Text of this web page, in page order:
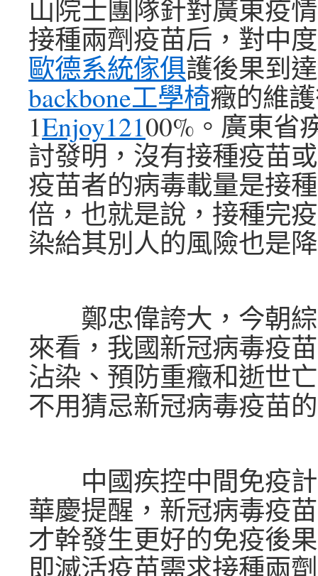
山院士團隊針對廣東疫
接種兩劑疫苗后，對中
歐德系統傢俱護後果到
backbone工學椅癥的維
1Enjoy12100%。廣東省
討發明，沒有接種疫苗
疫苗者的病毒載量是接
倍，也就是說，接種完
染給其別人的風險也是
鄭忠偉誇大，今朝綜
來看，我國新冠病毒疫
沾染、預防重癥和逝世
不用猜忌新冠病毒疫苗
中國疾控中間免疫計
華慶提醒，新冠病毒疫
才幹發生更好的免疫後
即滅活疫苗需求接種兩